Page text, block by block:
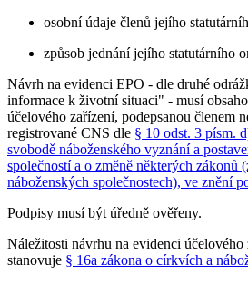
osobní údaje členů jejího
způsob jednání jejího statutárního
Návrh na evidenci EPO - dle druhé
informace k životní situaci" - musí
účelového zařízení, podepsanou členem
registrované CNS dle § 10 odst. 3 písm.
svobodě náboženského vyznání a
společností a o změně některých zákonů
náboženských společnostech), ve znění
Podpisy musí být úředně ověřeny.
Náležitosti návrhu na evidenci účelového
stanovuje § 16a zákona o církvích a